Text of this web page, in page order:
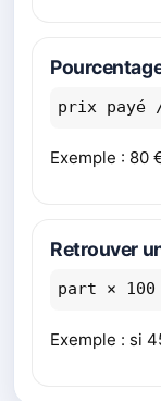
prix payé
Exemple : 80
Retrouver
part × 100
Exemple : si